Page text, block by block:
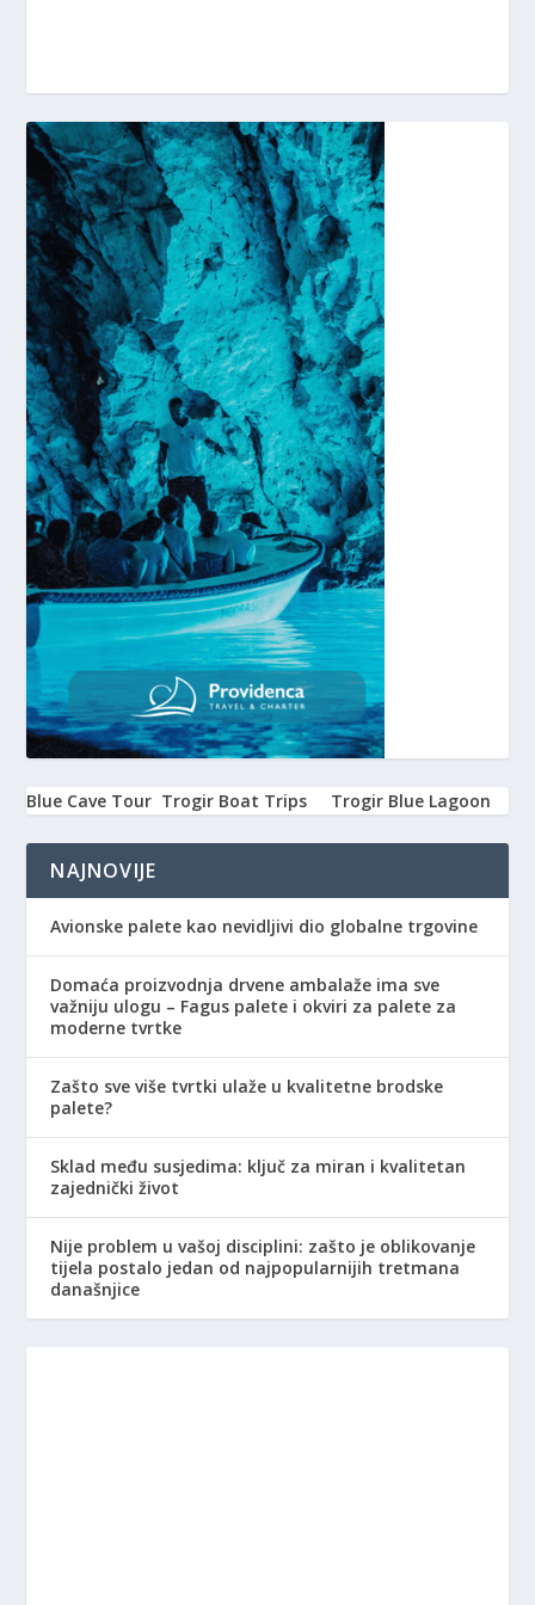
Blue Cave Tour Trogir Boat Trips Trogir Blue Lagoon
NAJNOVIJE
Avionske palete kao nevidljivi dio globalne trgovine
Domaća proizvodnja drvene ambalaže ima sve
važniju ulogu – Fagus palete i okviri za palete za
moderne tvrtke
Zašto sve više tvrtki ulaže u kvalitetne brodske
palete?
Sklad među susjedima: ključ za miran i kvalitetan
zajednički život
Nije problem u vašoj disciplini: zašto je oblikovanje
tijela postalo jedan od najpopularnijih tretmana
današnjice